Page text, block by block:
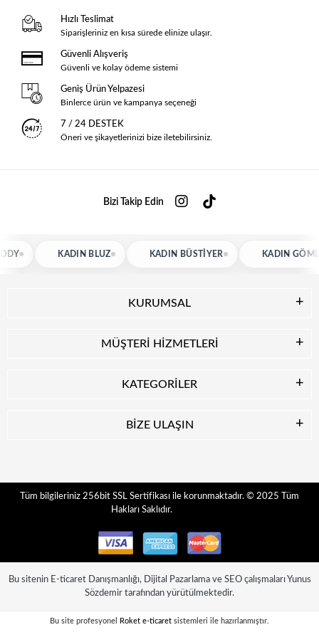
Hızlı Teslimat
Siparişleriniz en kısa sürede elinize ulaşır.
Güvenli Alışveriş
Güvenli ve kolay ödeme sistemi
Geniş Ürün Yelpazesi
Binlerce ürün ve kampanya seçeneği
7 / 24 DESTEK
Öneri ve şikayetlerinizi bize iletebilirsiniz.
Bizi Takip Edin
KADIN BLUZ KADIN BÜSTIYER KADIN GÖMLEK
KURUMSAL
MÜŞTERİ HİZMETLERİ
KATEGORİLER
BİZE ULAŞIN
Tüm bilgileriniz 256bit SSL Sertifikası ile korunmaktadır. © 2025
Tüm
Hakları Saklıdır.
Bu sitenin E-ticaret Danışmanlığı, Dijital Pazarlamave SEOçalışmaları Yunus
Sözdemir tarafından yürütülmektedir.
Bu site profesyonel Roket e-ticaret sistemleri ile hazırlanmıştır.